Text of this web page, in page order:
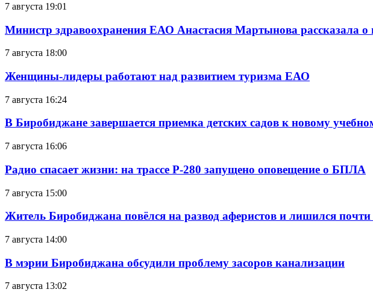
7 августа 19:01
Министр здравоохранения ЕАО Анастасия Мартынова рассказала
7 августа 18:00
Женщины-лидеры работают над развитием туризма ЕАО
7 августа 16:24
В Биробиджане завершается приемка детских садов к новому
7 августа 16:06
Радио спасает жизни: на трассе Р-280 запущено оповещение о БПЛА
7 августа 15:00
Житель Биробиджана повёлся на развод аферистов и лишился
7 августа 14:00
В мэрии Биробиджана обсудили проблему засоров канализации
7 августа 13:02